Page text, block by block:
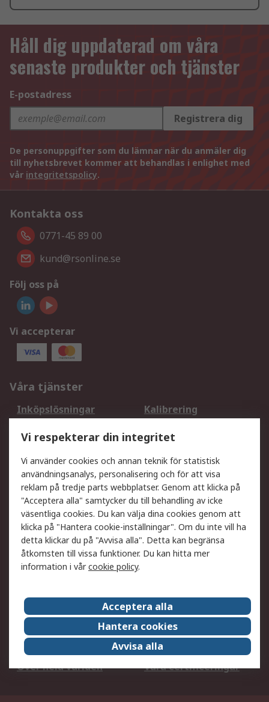
Håll dig uppdaterad om våra
senaste produkter och tjänster
E-postadress
Registrera dig
De personuppgifter som du lämnar när du anmäler dig
till nyhetsbrevet kommer att behandlas i enlighet med
vår integritetspolicy.
Kontakta oss
0771-45 89 00
kund@rsonline.se
Följ oss på
Vi accepterar
Våra tjänster
Inköpslösningar
Kalibrering
DesignSpark
Teknisk Support
Ditt lokala säljteam
Exportlösningar
Support
Få hjälp
Retur av varor
Leverans
Spåra din order
Begär en fakturakopi
Fördelar med RS-konto
Betalningsalternativ
Om RS
Försäljningsvillkor
Det juridiska
Press Centre
Jobba hos RS
ESG
Över hela världen
Våra certificeringar
Vi respekterar din integritet
Vi använder cookies och annan teknik för statistisk
användningsanalys, personalisering och för att visa
reklam på tredje parts webbplatser. Genom att klicka på
"Acceptera alla" samtycker du till behandling av icke
väsentliga cookies. Du kan välja dina cookies genom att
klicka på "Hantera cookie-inställningar". Om du inte vill ha
detta klickar du på "Avvisa alla". Detta kan begränsa
åtkomsten till vissa funktioner. Du kan hitta mer
information i vårcookie policy.
Acceptera alla
Hantera cookies
Avvisa alla